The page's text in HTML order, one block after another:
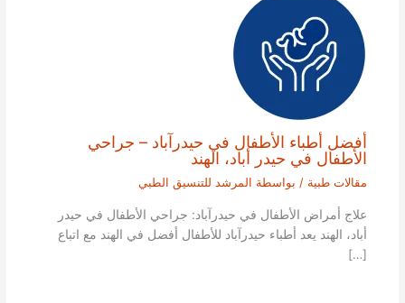
أفضل أطباء الأطفال في حيدرآباد – جراحي
الأطفال في حيدر أباد، الهند
مقالات طبية / بواسطة المرشد للتنسيق الطبي
علاج أمراض الأطفال في حيدرآباد: جراحي الأطفال في حيدر
أباد، الهند يعد أطباء حيدرآباد للأطفال أفضل في الهند مع اتباع
[…]